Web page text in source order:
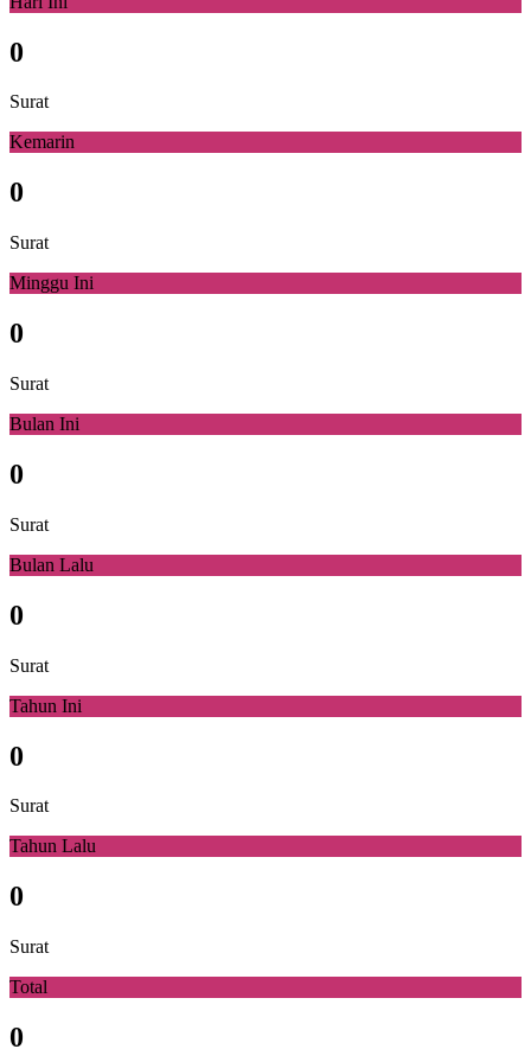
0
Surat
Kemarin
0
Surat
Minggu Ini
0
Surat
Bulan Ini
0
Surat
Bulan Lalu
0
Surat
Tahun Ini
0
Surat
Tahun Lalu
0
Surat
Total
0